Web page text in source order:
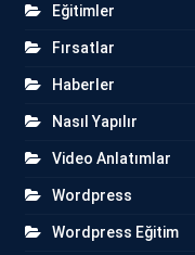
Eğitimler
Fırsatlar
Haberler
Nasıl Yapılır
Video Anlatımlar
Wordpress
Wordpress Eğitim